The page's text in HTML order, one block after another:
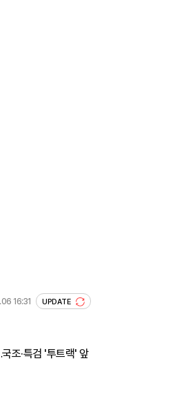
16:31 UPDATE
조·특검 '투트랙' 앞